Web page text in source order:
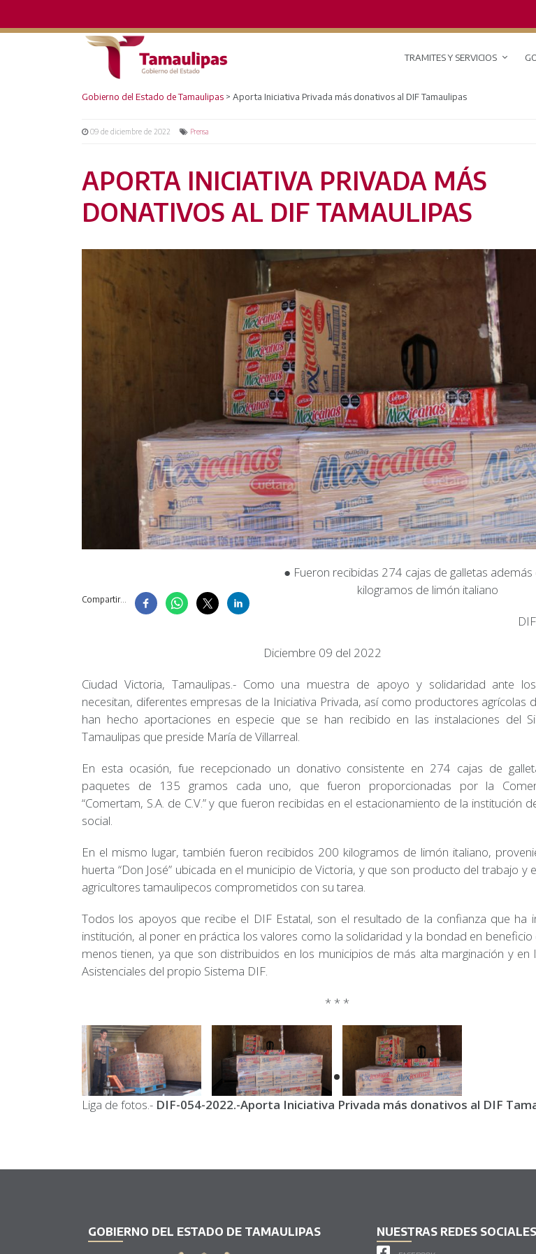
TRAMITES Y SERVICIOS
Gobierno del Estado de Tamaulipas > Aporta Iniciativa Privada más donativos al DIF Tamaulipas
09 de diciembre de 2022 Prensa
APORTA INICIATIVA PRIVADA MÁS
DONATIVOS AL DIF TAMAULIPAS
Compartir...
● Fueron recibidas 274 cajas de galletas
kilogramos de limón italiano
Diciembre 09 del 2022
Ciudad Victoria, Tamaulipas.- Como una muestra de apoyo y solidaridad ante
necesitan, diferentes empresas de la Iniciativa Privada, así como productores agrícolas
han hecho aportaciones en especie que se han recibido en las instalaciones del
Tamaulipas que preside María de Villarreal.
En esta ocasión, fue recepcionado un donativo consistente en 274 cajas de
paquetes de 135 gramos cada uno, que fueron proporcionadas por la
“Comertam, S.A. de C.V.” y que fueron recibidas en el estacionamiento de la institución
social.
En el mismo lugar, también fueron recibidos 200 kilogramos de limón italiano,
huerta “Don José” ubicada en el municipio de Victoria, y que son producto del trabajo y
agricultores tamaulipecos comprometidos con su tarea.
Todos los apoyos que recibe el DIF Estatal, son el resultado de la confianza que ha
institución, al poner en práctica los valores como la solidaridad y la bondad en beneficio
menos tienen, ya que son distribuidos en los municipios de más alta marginación y en
Asistenciales del propio Sistema DIF.
* * *
Liga de fotos.- DIF-054-2022.-Aporta Iniciativa Privada más donativos al DIF
RED DE MONITOREO CLIMÁTICO
GOBIERNO DEL ESTADO DE TAMAULIPAS NUESTRAS REDES